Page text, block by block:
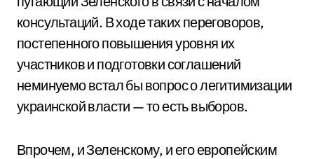
консультаций. В ходе таких переговоров,
постепенного повышения уровня их
участников и подготовки соглашений
неминуемо встал бы вопрос о легитимизации
украинской власти — то есть выборов.
Впрочем, и Зеленскому, и его европейским